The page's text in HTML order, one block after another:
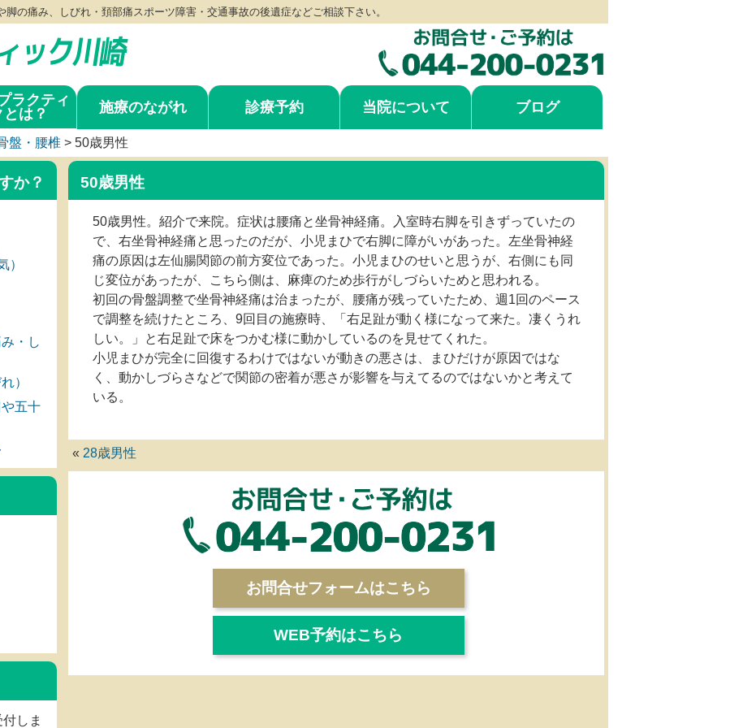
の痛み、しびれ・頚部痛スポーツ障害・交通事故の後遺症などご相談下さい。
ラクティ
とは？
施療のながれ 診療予約 当院について ブログ
盤・腰椎 > 50歳男性
50歳男性
50歳男性。紹介で来院。症状は腰痛と坐骨神経痛。入室時右脚を引きずっていたの
で、右坐骨神経痛と思ったのだが、小児まひで右脚に障がいがあった。左坐骨神経
痛の原因は左仙腸関節の前方変位であった。小児まひのせいと思うが、右側にも同
じ変位があったが、こちら側は、麻痺のため歩行がしづらいためと思われる。
初回の骨盤調整で坐骨神経痛は治まったが、腰痛が残っていたため、週1回のペース
で調整を続けたところ、9回目の施療時、「右足趾が動く様になって来た。凄くうれ
しい。」と右足趾で床をつかむ様に動かしているのを見せてくれた。
小児まひが完全に回復するわけではないが動きの悪さは、まひだけが原因ではな
く、動かしづらさなどで関節の密着が悪さが影響を与えてるのではないかと考えて
いる。
« 28歳男性
お問合せフォームはこちら
WEB予約はこちら
か？
）
・し
）
五十
しま